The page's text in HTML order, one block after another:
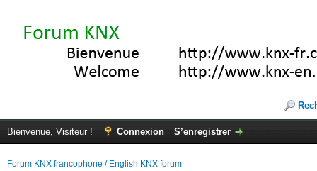
Bienvenue, Visiteur ! Connexion S’enregistrer
Forum KNX francophone / English KNX forum